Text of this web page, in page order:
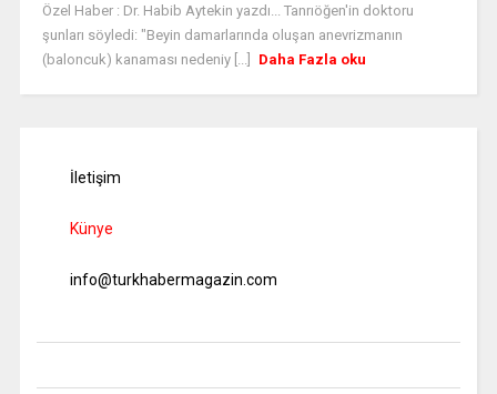
Özel Haber : Dr. Habib Aytekin yazdı... Tanrıöğen'in doktoru
şunları söyledi: "Beyin damarlarında oluşan anevrizmanın
(baloncuk) kanaması nedeniy [...]
Daha Fazla oku
İletişim
Künye
info@turkhabermagazin.com